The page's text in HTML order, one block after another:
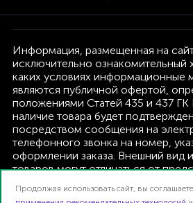
Информация, размещенная на
исключительно ознакомительный
каких условиях информационные
являются публичной офертой,
положениями Статей 435 и 437
наличие товара будет
посредством сообщения на
телефонного звонка на номер,
оформлении заказа. Внешний вид
товаров могут отличаться от
текущую комплектацию, без
Продолжая использовать сайт, вы